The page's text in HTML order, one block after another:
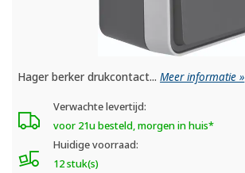
Hager berker drukcontact...Meer informatie »
Verwachte levertijd:
voor 21u besteld, morgen in huis*
Huidige voorraad:
12 stuk(s)